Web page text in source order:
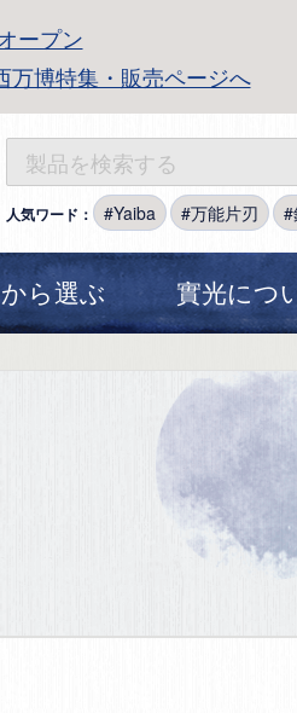
ープン
万博特集・販売ページへ
人気ワード： Yaiba 万能片刃
ら選ぶ 實光につ